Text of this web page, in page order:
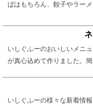
ばはもちろん、餃子やラーメ
いしぐふーのおいしいメニ
が真心込めて作りました。
いしぐふーの様々な新着情報